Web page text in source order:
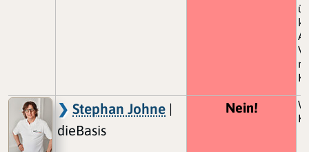
Stephan Johne |
dieBasis
Nein!